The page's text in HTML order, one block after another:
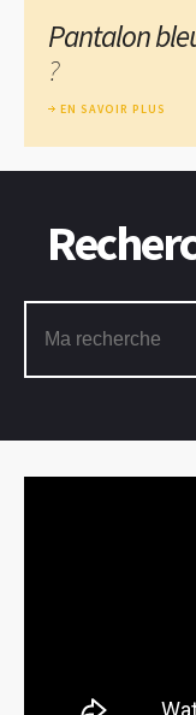
Pantalon
?
EN SAVOIR PLUS